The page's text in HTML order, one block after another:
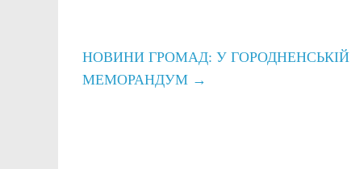
НОВИНИ ГРОМАД: У
МЕМОРАНДУМ →